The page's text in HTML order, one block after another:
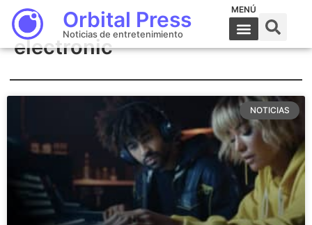
Orbital Press
Noticias de entretenimiento
MENÚ
electronic
NOTICIAS